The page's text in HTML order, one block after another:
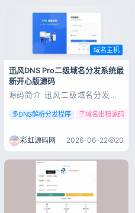
域名主机
迅风DNS Pro二级域名分发系统最
新开心版源码
源码简介 迅风二级域名分发系
名进行二级分发，自助添加，自
助修改解析功能：1、支持阿里
cloudflare、帝恩爱思、同系统
的域名2、卡密功能3、多用户
组，用户组单独设置可解析域名
和解析价格4...
多DNS解析分发程序 子域名出租源码
彩虹源码网 2026-06-22 20